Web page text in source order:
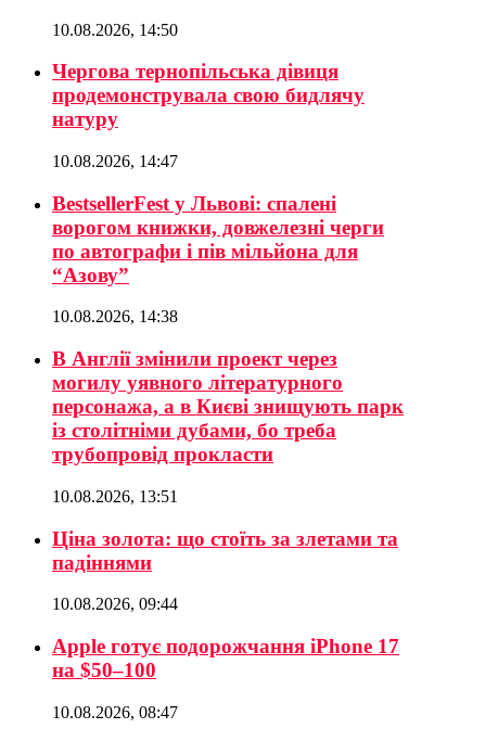
10.08.2026, 14:50
Чергова тернопільська дівиця
продемонструвала свою бидлячу
натуру
10.08.2026, 14:47
BestsellerFest у Львові: спалені
ворогом книжки, довжелезні черги
по автографи і пів мільйона для
“Азову”
10.08.2026, 14:38
В Англії змінили проект через
могилу уявного літературного
персонажа, а в Києві знищують парк
із столітніми дубами, бо треба
трубопровід прокласти
10.08.2026, 13:51
Ціна золота: що стоїть за злетами та
падіннями
10.08.2026, 09:44
Apple готує подорожчання iPhone 17
на $50–100
10.08.2026, 08:47